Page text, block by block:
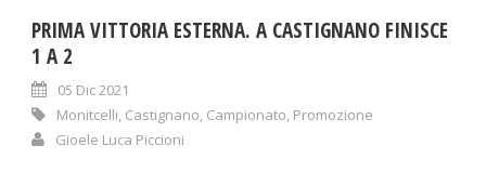
PRIMA VITTORIA ESTERNA. A CASTIGNANO FINISCE
1 A 2
05 Dic 2021
Monitcelli, Castignano, Campionato, Promozione
Gioele Luca Piccioni